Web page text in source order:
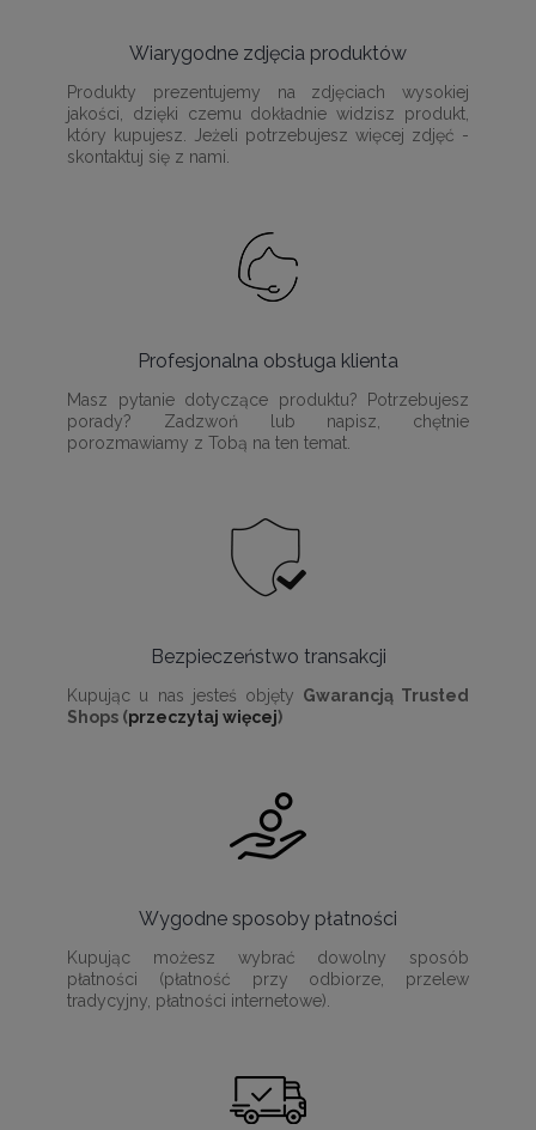
Wiarygodne zdjęcia produktów
Produkty prezentujemy na zdjęciach wysokiej
jakości, dzięki czemu dokładnie widzisz produkt,
który kupujesz. Jeżeli potrzebujesz więcej zdjęć -
skontaktuj się z nami.
Profesjonalna obsługa klienta
Masz pytanie dotyczące produktu? Potrzebujesz
porady? Zadzwoń lub napisz, chętnie
porozmawiamy z Tobą na ten temat.
Bezpieczeństwo transakcji
Kupując u nas jesteś objęty Gwarancją Trusted
Shops (przeczytaj więcej)
Wygodne sposoby płatności
Kupując możesz wybrać dowolny sposób
płatności (płatność przy odbiorze, przelew
tradycyjny, płatności internetowe).